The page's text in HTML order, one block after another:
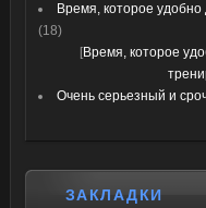
Время, которое
(18)
[Время, которое
Очень серьезный и
ЗАКЛАДКИ